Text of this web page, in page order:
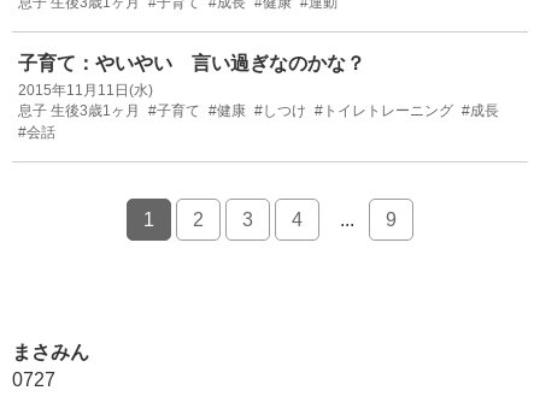
子育て：やいやい 言い過ぎなのかな？
2015年11月11日(水)
息子 生後3歳1ヶ月
#子育て #健康 #しつけ #トイレトレーニング #成長
#会話
1 2 3 4 ... 9
まさみん
0727